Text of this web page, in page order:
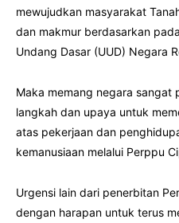
mewujudkan masyarakat
dan makmur berdasarkan
Undang Dasar (UUD) Negara
Maka memang negara sangat
langkah dan upaya untuk
atas pekerjaan dan
kemanusiaan melalui Perppu
Urgensi lain dari penerbitan
dengan harapan untuk terus